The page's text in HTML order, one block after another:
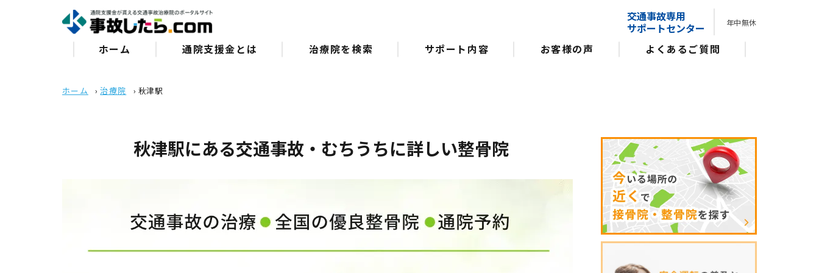
交通事故専用
サポートセンター
年中無休
ホーム 通院⽀援⾦とは 治療院を検索 サポート内容 お客様の声 よくあるご質問
ホーム ›治療院 › 秋津駅
秋津駅にある交通事故・むちうちに詳しい整骨院